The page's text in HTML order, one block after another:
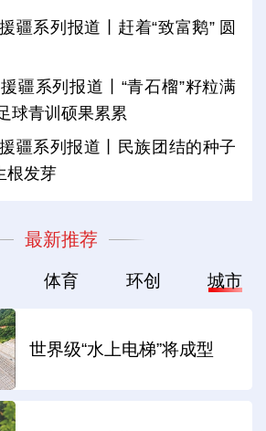
疆系列报道丨赶着“致富鹅” 圆
疆系列报道丨“青石榴”籽粒满
球青训硕果累累
疆系列报道丨民族团结的种子
根发芽
最新推荐
体育 环创 城市
世界级“水上电梯”将成型